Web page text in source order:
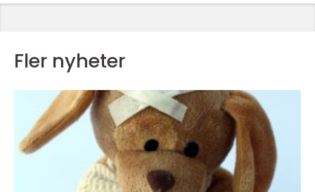
Fler nyheter